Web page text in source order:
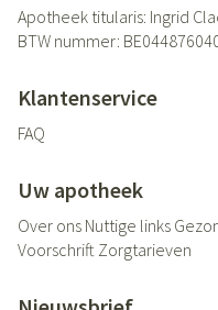
Apotheek titularis: Ingrid
BTW nummer:
Klantenservice
FAQ
Uw apotheek
Over ons Nuttige links
Voorschrift Zorgtarieven